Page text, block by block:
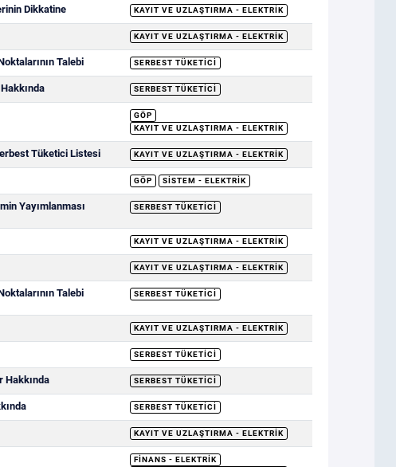
Dikkatine KAYIT VE UZLAŞTIRMA - ELEKTRIK
KAYIT VE UZLAŞTIRMA - ELEKTRIK
Talebi SERBEST TÜKETICI
SERBEST TÜKETICI
GÖP
KAYIT VE UZLAŞTIRMA - ELEKTRIK
Tüketici Listesi KAYIT VE UZLAŞTIRMA - ELEKTRIK
GÖP SISTEM - ELEKTRIK
Yayımlanması
SERBEST TÜKETICI
KAYIT VE UZLAŞTIRMA - ELEKTRIK
KAYIT VE UZLAŞTIRMA - ELEKTRIK
Talebi
SERBEST TÜKETICI
KAYIT VE UZLAŞTIRMA - ELEKTRIK
SERBEST TÜKETICI
Hakkında SERBEST TÜKETICI
SERBEST TÜKETICI
KAYIT VE UZLAŞTIRMA - ELEKTRIK
FINANS - ELEKTRIK